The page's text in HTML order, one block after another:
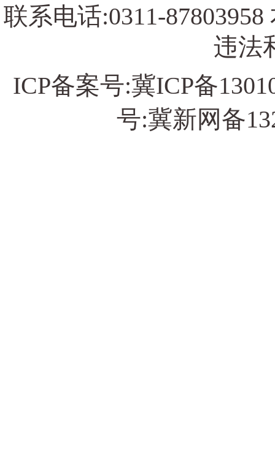
联系电话:0311-
违法
ICP备案号:冀ICP备
号:冀新网备